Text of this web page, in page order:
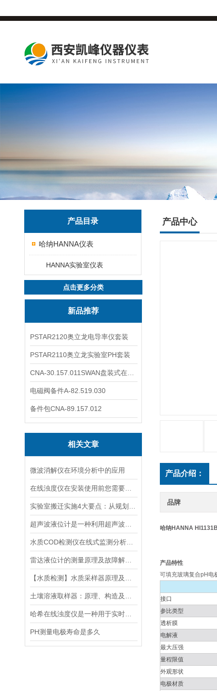
产品目录
哈纳HANNA仪表
HANNA实验室仪表
点击更多分类
新品推荐
PSTAR2120奥立龙电导率仪套装
PSTAR2110奥立龙实验室PH套装
电磁阀备件A-82.519.030
备件包CNA-89.157.012
相关文章
微波消解仪在环境分析中的应用
PH测量电极寿命是多久
产品中心
产品介绍：
品牌
哈纳HANNA
产品特性
可填充玻璃复合pH电
接口
参比类型
透析膜
电解液
最大压强
量程限值
外观形状
电极材质